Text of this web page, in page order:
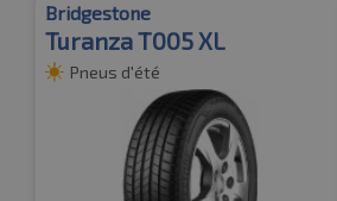
Bridgestone
Turanza T005 XL
Pneus d'été